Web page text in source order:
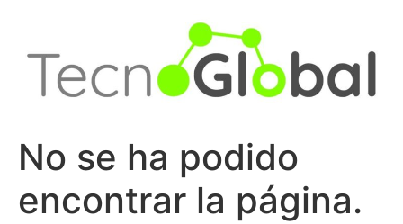
contenido
No se ha podido
encontrar la página.